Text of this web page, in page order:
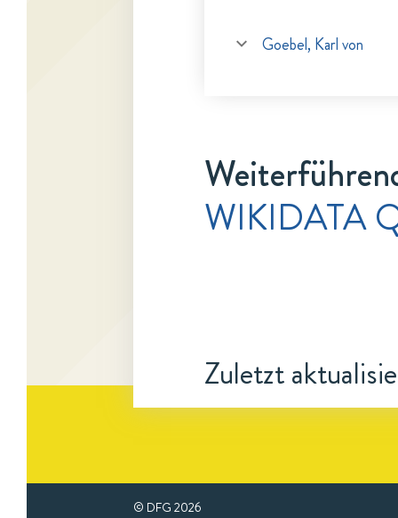
Goebel, Karl von
WIKIDATA
Zuletzt
© DFG 2026